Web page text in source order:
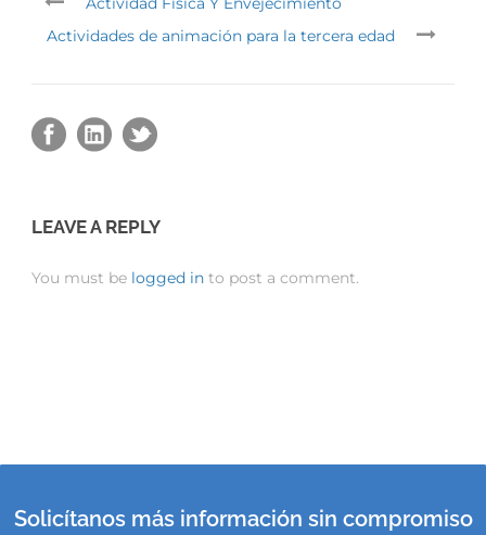
Actividades de animación para la tercera edad
LEAVE A REPLY
You must be logged in to post a comment.
Solicítanos más información sin compromiso